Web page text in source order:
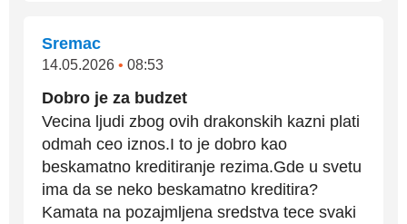
Sremac
14.05.2026 • 08:53
Dobro je za budzet
Vecina ljudi zbog ovih drakonskih kazni plati
odmah ceo iznos.I to je dobro kao
beskamatno kreditiranje rezima.Gde u svetu
ima da se neko beskamatno kreditira?
Kamata na pozajmljena sredstva tece svaki